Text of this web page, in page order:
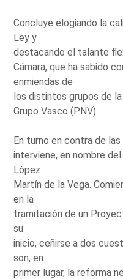
Concluye elogiando la
Ley y
destacando el talante
Cámara, que ha sabido
enmiendas de
los distintos grupos de
Grupo Vasco (PNV).
En turno en contra de
interviene, en nombre
López
Martín de la Vega.
en la
tramitación de un
su
inicio, ceñirse a dos
son, en
primer lugar, la reforma